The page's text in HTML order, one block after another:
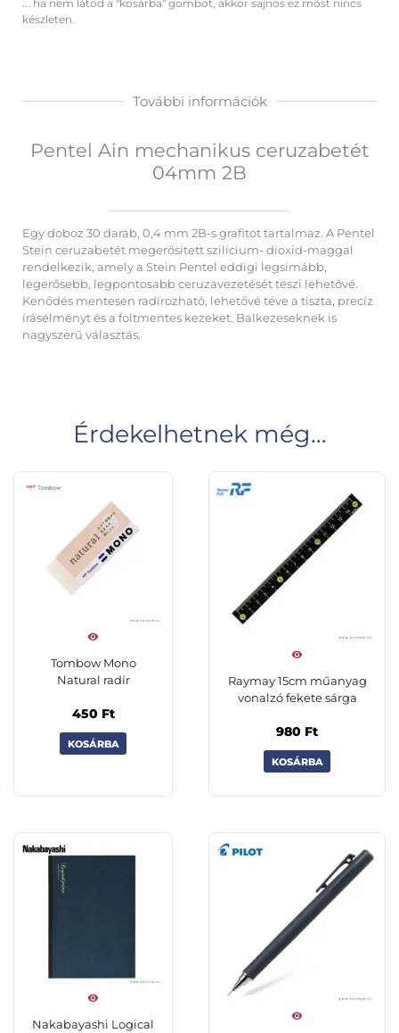
... ha nem látod a "kosárba" gombot, akkor sajnos ez most nincs
készleten.
További információk
Pentel Ain mechanikus ceruzabetét
04mm 2B
Egy doboz 30 darab, 0,4 mm 2B-s grafitot tartalmaz. A Pentel
Stein ceruzabetét megerősített szilícium- dioxid-maggal
rendelkezik, amely a Stein Pentel eddigi legsimább,
legerősebb, legpontosabb ceruzavezetését teszi lehetővé.
Kenődés mentesen radírozható, lehetővé téve a tiszta, precíz
írásélményt és a foltmentes kezeket. Balkezeseknek is
nagyszerű választás.
Érdekelhetnek még…
Tombow Mono
Natural radír
450 Ft
KOSÁRBA
Raymay 15cm műanyag
vonalzó fekete sárga
980 Ft
KOSÁRBA
Nakabayashi Logical